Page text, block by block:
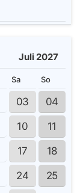
Juli 2027
Sa So
03 04
10 11
17 18
24 25